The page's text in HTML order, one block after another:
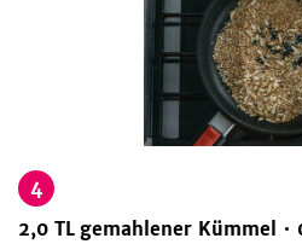
4
2,0 TL gemahlener Kümmel